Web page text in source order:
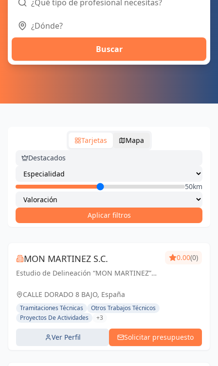
Buscar
Tarjetas
Mapa
Destacados
50km
Aplicar filtros
MON MARTINEZ S.C.
Estudio de Delineación “MON MARTINEZ”
de 25 años de experiencia. Entendemos
nuestro trabajo, como parte importante de
un trabajo...
0.00(0)
CALLE DORADO 8 BAJO, España
Tramitaciones Técnicas
Otros Trabajos Técnicos
Proyectos De Actividades
+3
Ver Perfil Solicitar presupuesto